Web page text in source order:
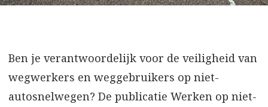
Ben je verantwoordelijk voor de veiligheid van
wegwerkers en weggebruikers op niet-
autosnelwegen? De publicatie Werken op niet-